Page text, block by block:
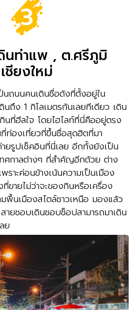
นท่าแพ , ต.ศรีภูมิ
เชียงใหม่
นถนนคนเดินชื่อดังที่ตั้งอยู่ใน
นถึง 1 กิโลเมตรกันเลยทีเดียว เดิน
ที่ฮีลใจ โดยไฮไลท์ที่นี่คืออยู่ตรง
ท่องเที่ยวที่ขึ้นชื่อสุดฮิตที่มา
ยรูปเช็คอินที่นี่เลย อีกทั้งยังเป็น
ศกาลต่างๆ ที่สำคัญอีกด้วย ต่าง
ราะค่อนข้างเน้นความเป็นเมือง
ายไม่ว่าจะของกินหรือเครื่อง
พื้นเมืองสไตล์ชาวเหนือ มองแล้ว
ายชอบเดินชอบช็อปสามารถมาเดิน
ย